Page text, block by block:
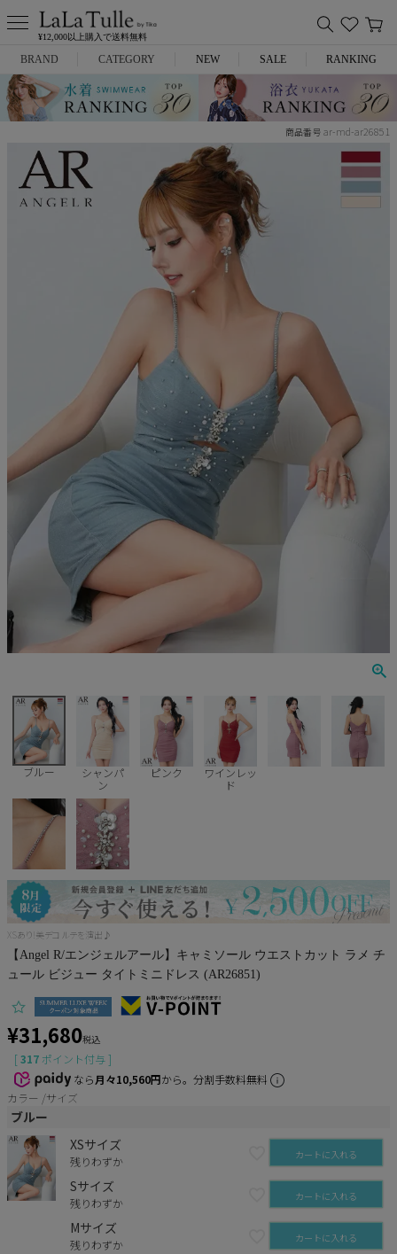
¥12,000以上購入で送料無料
BRAND
Anella
ROBE de FLEURS
PURESS
an
GLAMOROUS
JENNNY
COMEX
Pleaser
CATEGORY
ミニドレス
ロングドレス
ランジェリー
コスプレ
浴衣
NEW SALE RANKING
商品番号 ar-md-ar26851
ブルー
シャンパ
ン
ピンク
ワインレッ
ド
XSあり!美デコルテを演出♪
【Angel R/エンジェルアール】キャミソール ウエストカット ラメ チ
ュール ビジュー タイトミニドレス (AR26851)
¥31,680税込
[317 ポイント付与 ]
なら月々10,560円から。分割手数料無料
カラー
サイズ
ブルー
XSサイズ
残りわずか カートに入れる
Sサイズ
残りわずか カートに入れる
Mサイズ
残りわずか カートに入れる